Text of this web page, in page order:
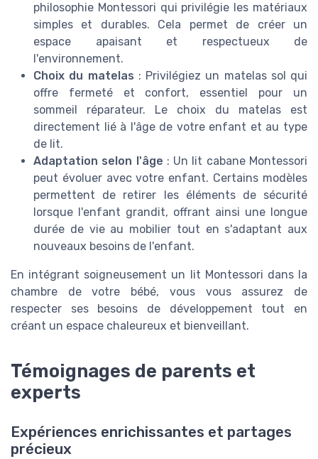
philosophie Montessori qui privilégie les matériaux
simples et durables. Cela permet de créer un
espace apaisant et respectueux de
l'environnement.
Choix du matelas : Privilégiez un matelas sol qui
offre fermeté et confort, essentiel pour un
sommeil réparateur. Le choix du matelas est
directement lié à l'âge de votre enfant et au type
de lit.
Adaptation selon l'âge : Un lit cabane Montessori
peut évoluer avec votre enfant. Certains modèles
permettent de retirer les éléments de sécurité
lorsque l'enfant grandit, offrant ainsi une longue
durée de vie au mobilier tout en s'adaptant aux
nouveaux besoins de l'enfant.
En intégrant soigneusement un lit Montessori dans la
chambre de votre bébé, vous vous assurez de
respecter ses besoins de développement tout en
créant un espace chaleureux et bienveillant.
Témoignages de parents et
experts
Expériences enrichissantes et partages
précieux